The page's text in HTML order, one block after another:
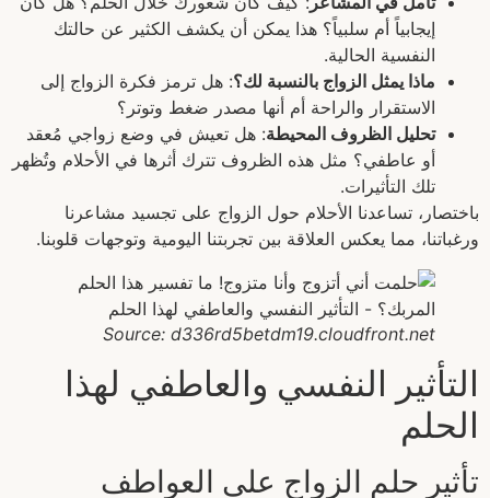
إيجابياً أم سلبياً؟ هذا يمكن أن يكشف الكثير عن حالتك
النفسية الحالية.
ماذا يمثل الزواج بالنسبة لك؟: هل ترمز فكرة الزواج إلى
الاستقرار والراحة أم أنها مصدر ضغط وتوتر؟
تحليل الظروف المحيطة: هل تعيش في وضع زواجي مُعقد
أو عاطفي؟ مثل هذه الظروف تترك أثرها في الأحلام وتُظهر
تلك التأثيرات.
باختصار، تساعدنا الأحلام حول الزواج على تجسيد مشاعرنا
ورغباتنا، مما يعكس العلاقة بين تجربتنا اليومية وتوجهات قلوبنا.
Source: d336rd5betdm19.cloudfront.net
التأثير النفسي والعاطفي لهذا
الحلم
تأثير حلم الزواج على العواطف